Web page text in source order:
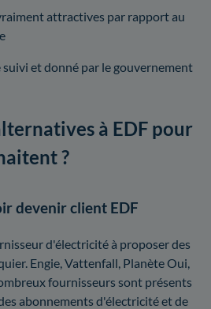
attractives par rapport au
et donné par le gouvernement
à EDF pour
?
devenir client EDF
d'électricité à proposer des
Engie, Vattenfall, Planète Oui,
fournisseurs sont présents
abonnements d'électricité et de